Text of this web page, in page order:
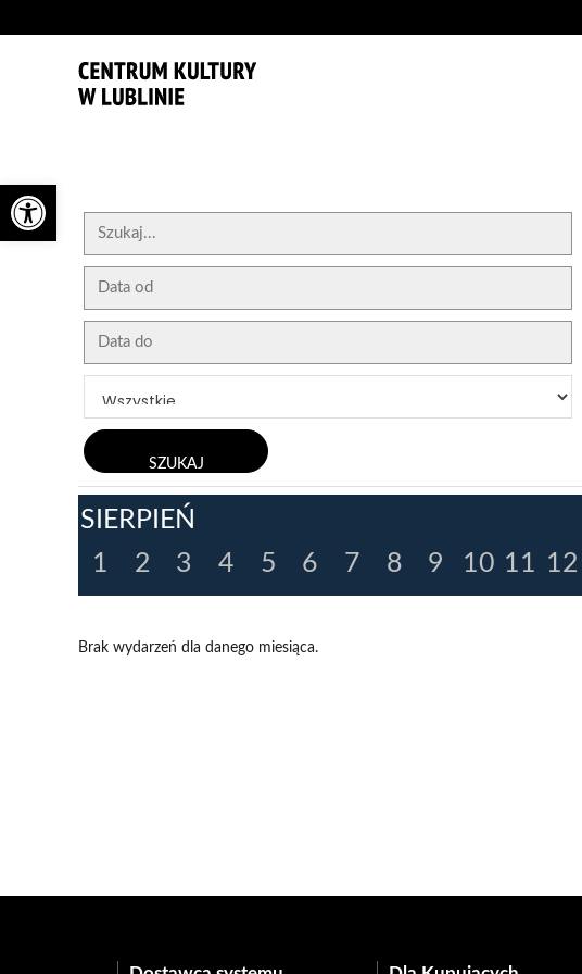
Otwórz pasek narzędzi
SIERPIEŃ
1
2 3 4 5 6 7 8 9 10 11 12
Brak wydarzeń dla danego miesiąca.